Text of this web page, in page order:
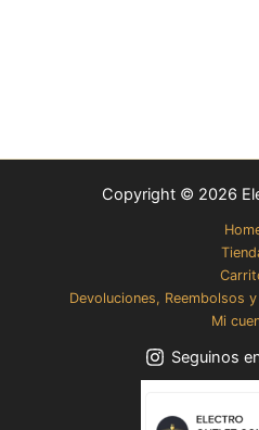
Copyright © 2026
Devoluciones, Reembolsos
Mi
Seguinos